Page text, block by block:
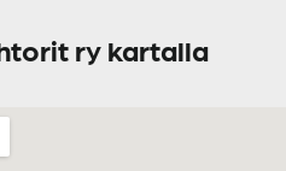
ry kartalla